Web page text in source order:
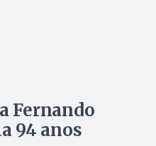
Fernando
94 anos